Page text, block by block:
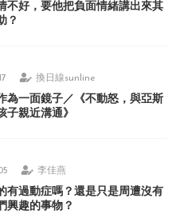
不好，要他把負面情緒講出來其
？
換日線sunline
為一面鏡子／《不動怒，與亞斯
子親近溝通》
李佳燕
有過動症嗎？還是只是周遭沒有
興趣的事物？